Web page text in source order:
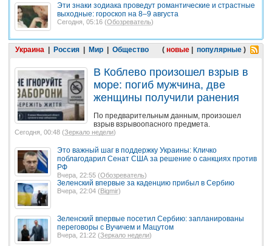
Эти знаки зодиака проведут романтические и страстные
выходные: гороскоп на 8–9 августа
Сегодня, 05:16 (Обозреватель)
Украина Россия Мир Общество ( новые популярные )
В Коблево произошел взрыв в
море: погиб мужчина, две
женщины получили ранения
По предварительным данным, произошел
взрыв взрывоопасного предмета.
Сегодня, 00:48 (Зеркало недели)
Это важный шаг в поддержку Украины: Кличко
поблагодарил Сенат США за решение о санкциях против
РФ
Вчера, 22:55 (Обозреватель)
Зеленский впервые за каденцию прибыл в Сербию
Вчера, 22:04 (Bigmir)
Зеленский впервые посетил Сербию: запланированы
переговоры с Вучичем и Мацутом
Вчера, 21:22 (Зеркало недели)